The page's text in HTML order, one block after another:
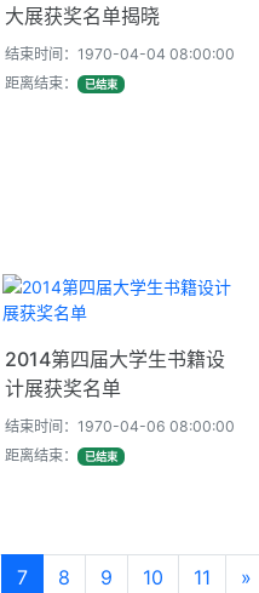
大展获奖名单揭晓
结束时间：1970-04-04 08:00:00
距离结束：
已结束
2014第四届大学生书籍设
计展获奖名单
结束时间：1970-04-06 08:00:00
距离结束：
已结束
7 8 9 10 11 »